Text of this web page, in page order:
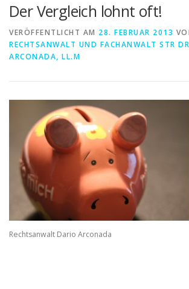
WISSENSWERTES
Der Vergleich lohnt oft!
VERÖFFENTLICHT AM 28. FEBRUAR 2013
RECHTSANWALT UND FACHANWALT STR
ARCONADA, LL.M
Rechtsanwalt Dario Arconada